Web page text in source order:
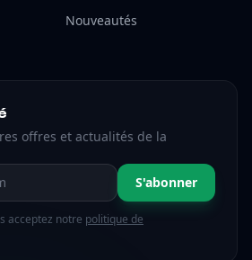
Nouveautés
offres et actualités de la
S'abonner
acceptez notre politique de